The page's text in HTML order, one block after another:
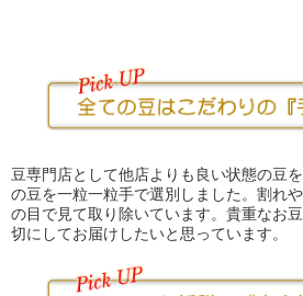
豆専門店として他店よりも良い状態の豆
の豆を一粒一粒手で選別しました。割れ
の目で見て取り除いています。貴重なお
切にしてお届けしたいと思っています。